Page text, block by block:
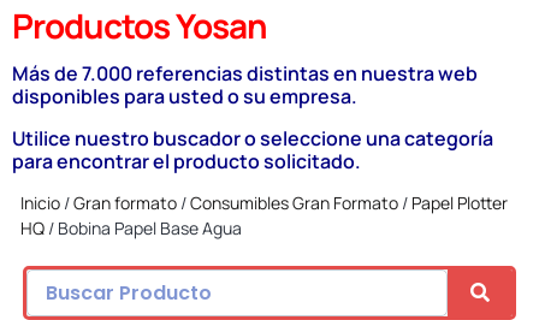
Productos Yosan
Más de 7.000 referencias distintas en nuestra web
disponibles para usted o su empresa.
Utilice nuestro buscador o seleccione una categoría
para encontrar el producto solicitado.
Inicio /Gran formato /Consumibles Gran Formato / Papel Plotter
HQ / Bobina Papel Base Agua